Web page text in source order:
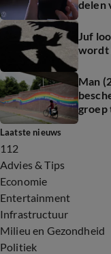
delen
Juf
wordt
Man
groep
Laatste nieuws
112
Advies & Tips
Economie
Entertainment
Infrastructuur
Milieu en Gezondheid
Politiek